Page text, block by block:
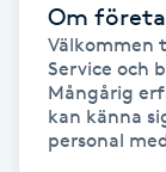
Frisör
Funktionsanalys
Om
Välkommen
Service och
Mångårig
kan känna
personal